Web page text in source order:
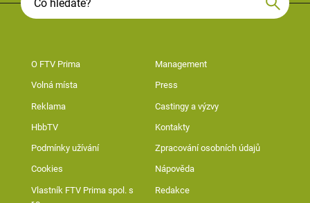
O FTV Prima Management
Volná místa Press
Reklama Castingy a výzvy
HbbTV Kontakty
Podmínky užívání Zpracování osobních údajů
Cookies Nápověda
Vlastník FTV Prima spol. s
Redakce